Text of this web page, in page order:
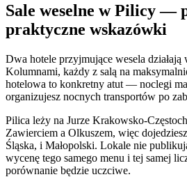
Sale weselne w Pilicy —
praktyczne wskazówki
Dwa hotele przyjmujące wesela
Kolumnami, każdy z salą na
hotelowa to konkretny atut — noclegi
organizujesz nocnych transportów po
Pilica leży na Jurze Krakowsko-
Zawierciem a Olkuszem, więc
Śląska, i Małopolski. Lokale nie
wycenę tego samego menu i tej samej
porównanie będzie uczciwe.